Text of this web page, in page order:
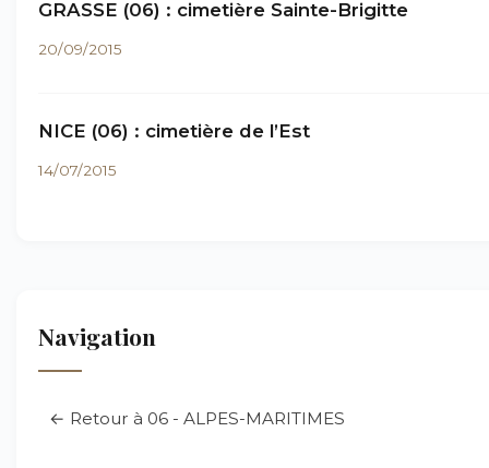
GRASSE (06) : cimetière Sainte-Brigitte
20/09/2015
NICE (06) : cimetière de l’Est
14/07/2015
Navigation
← Retour à 06 - ALPES-MARITIMES